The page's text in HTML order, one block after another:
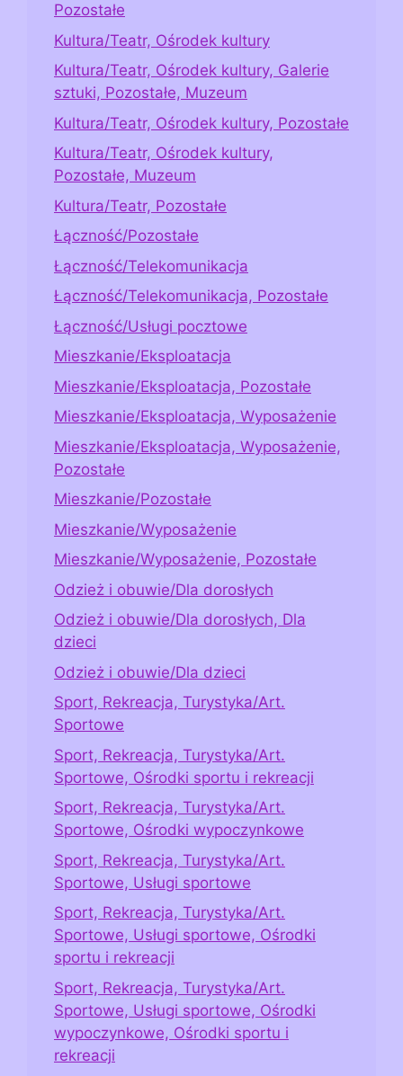
Pozostałe
Kultura/Teatr, Ośrodek kultury
Kultura/Teatr, Ośrodek kultury, Galerie
sztuki, Pozostałe, Muzeum
Kultura/Teatr, Ośrodek kultury, Pozostałe
Kultura/Teatr, Ośrodek kultury,
Pozostałe, Muzeum
Kultura/Teatr, Pozostałe
Łączność/Pozostałe
Łączność/Telekomunikacja
Łączność/Telekomunikacja, Pozostałe
Łączność/Usługi pocztowe
Mieszkanie/Eksploatacja
Mieszkanie/Eksploatacja, Pozostałe
Mieszkanie/Eksploatacja, Wyposażenie
Mieszkanie/Eksploatacja, Wyposażenie,
Pozostałe
Mieszkanie/Pozostałe
Mieszkanie/Wyposażenie
Mieszkanie/Wyposażenie, Pozostałe
Odzież i obuwie/Dla dorosłych
Odzież i obuwie/Dla dorosłych, Dla
dzieci
Odzież i obuwie/Dla dzieci
Sport, Rekreacja, Turystyka/Art.
Sportowe
Sport, Rekreacja, Turystyka/Art.
Sportowe, Ośrodki sportu i rekreacji
Sport, Rekreacja, Turystyka/Art.
Sportowe, Ośrodki wypoczynkowe
Sport, Rekreacja, Turystyka/Art.
Sportowe, Usługi sportowe
Sport, Rekreacja, Turystyka/Art.
Sportowe, Usługi sportowe, Ośrodki
sportu i rekreacji
Sport, Rekreacja, Turystyka/Art.
Sportowe, Usługi sportowe, Ośrodki
wypoczynkowe, Ośrodki sportu i
rekreacji